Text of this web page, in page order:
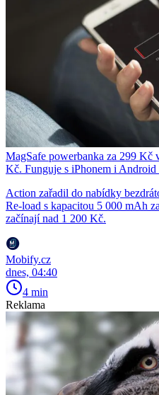
MagSafe powerbanka za 299 Kč
Kč. Funguje s iPhonem i Android
Action zařadil do nabídky
Re-load s kapacitou 5 000 mAh
začínají nad 1 200 Kč.
Mobify.cz
dnes, 04:40
4 min
Reklama